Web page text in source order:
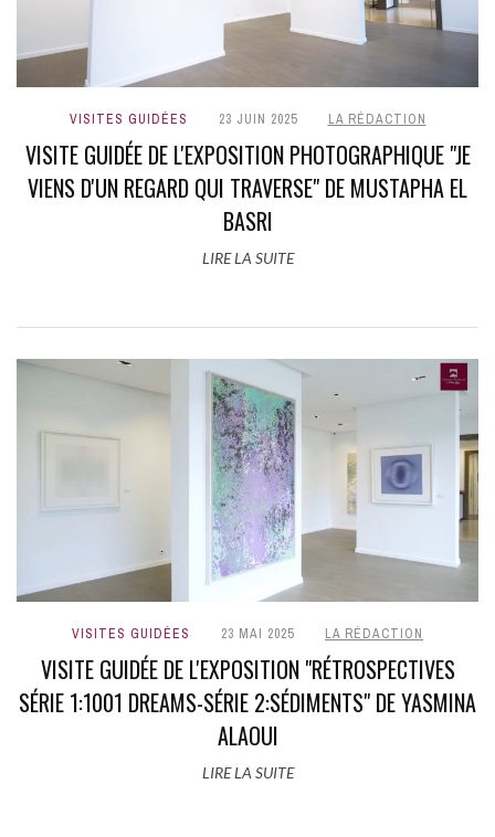
VISITES GUIDÉES 23 JUIN 2025 LA RÉDACTION
VISITE GUIDÉE DE L'EXPOSITION PHOTOGRAPHIQUE "JE
VIENS D'UN REGARD QUI TRAVERSE" DE MUSTAPHA EL
BASRI
LIRE LA SUITE
VISITES GUIDÉES 23 MAI 2025 LA RÉDACTION
VISITE GUIDÉE DE L'EXPOSITION "RÉTROSPECTIVES
SÉRIE 1:1001 DREAMS-SÉRIE 2:SÉDIMENTS" DE YASMINA
ALAOUI
LIRE LA SUITE